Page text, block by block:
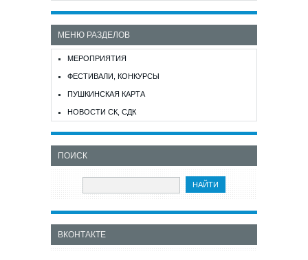
МЕНЮ РАЗДЕЛОВ
МЕРОПРИЯТИЯ
ФЕСТИВАЛИ, КОНКУРСЫ
ПУШКИНСКАЯ КАРТА
НОВОСТИ СК, СДК
ПОИСК
ВКОНТАКТЕ